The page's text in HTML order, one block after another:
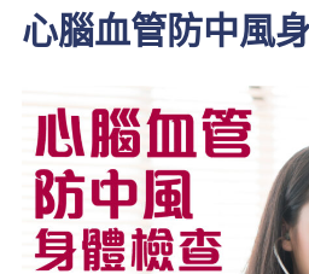
心腦血管防中風